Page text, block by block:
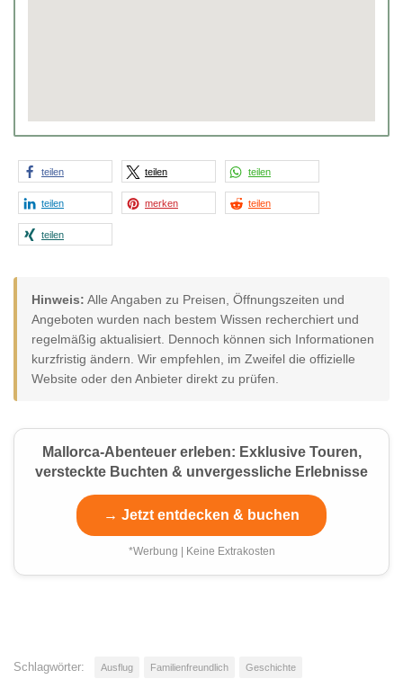
teilen teilen teilen
teilen merken teilen
teilen
Hinweis: Alle Angaben zu Preisen, Öffnungszeiten und
Angeboten wurden nach bestem Wissen recherchiert und
regelmäßig aktualisiert. Dennoch können sich Informationen
kurzfristig ändern. Wir empfehlen, im Zweifel die offizielle
Website oder den Anbieter direkt zu prüfen.
Mallorca-Abenteuer erleben: Exklusive Touren,
versteckte Buchten & unvergessliche Erlebnisse
→ Jetzt entdecken & buchen
*Werbung | Keine Extrakosten
Schlagwörter: Ausflug Familienfreundlich Geschichte